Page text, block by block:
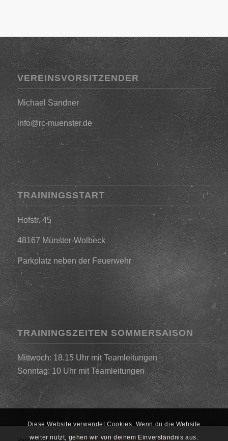
VEREINSVORSITZENDER
Michael Sandner
info@rc-muenster.de
TRAININGSSTART
Hofstr. 45
48167 Münster-Wolbeck
Parkplatz neben der Feuerwehr
TRAININGSZEITEN SOMMERSAISON
Mittwoch: 18.15 Uhr mit Teamleitungen
Sonntag: 10 Uhr mit Teamleitungen
Diese Website verwendet Cookies. Wenn du die Website
weiter nutzt, gehen wir von deinem Einverständnis aus.